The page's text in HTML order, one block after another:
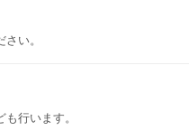
い。
行います。